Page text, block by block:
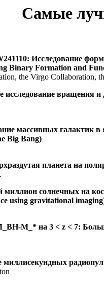
Самые
Исследование
Binary Formation and
the Virgo Collaboration,
исследование вращения
массивных галактик
Big Bang)
планета на
миллион солнечных на
using gravitational
M_* на 3 < z < 7:
миллисекундных